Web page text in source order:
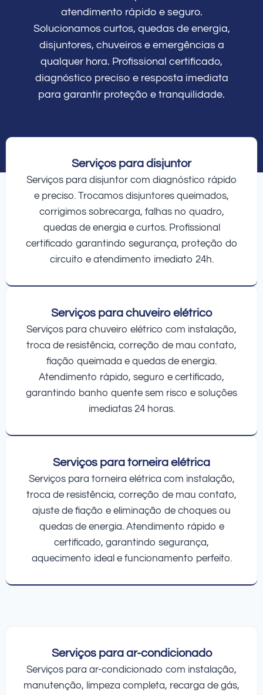
atendimento rápido e seguro.
Solucionamos curtos, quedas de energia,
disjuntores, chuveiros e emergências a
qualquer hora. Profissional certificado,
diagnóstico preciso e resposta imediata
para garantir proteção e tranquilidade.
Serviços para disjuntor
Serviços para disjuntor com diagnóstico rápido
e preciso. Trocamos disjuntores queimados,
corrigimos sobrecarga, falhas no quadro,
quedas de energia e curtos. Profissional
certificado garantindo segurança, proteção do
circuito e atendimento imediato 24h.
Serviços para chuveiro elétrico
Serviços para chuveiro elétrico com instalação,
troca de resistência, correção de mau contato,
fiação queimada e quedas de energia.
Atendimento rápido, seguro e certificado,
garantindo banho quente sem risco e soluções
imediatas 24 horas.
Serviços para torneira elétrica
Serviços para torneira elétrica com instalação,
troca de resistência, correção de mau contato,
ajuste de fiação e eliminação de choques ou
quedas de energia. Atendimento rápido e
certificado, garantindo segurança,
aquecimento ideal e funcionamento perfeito.
Serviços para ar-condicionado
Serviços para ar-condicionado com instalação,
manutenção, limpeza completa, recarga de gás,